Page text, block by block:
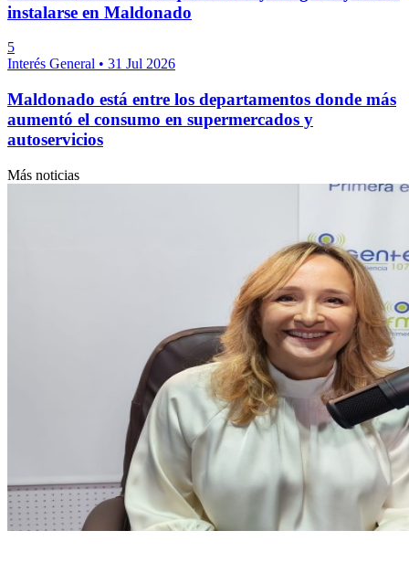
instalarse en Maldonado
5
Interés General • 31 Jul 2026
Maldonado está entre los departamentos donde más
aumentó el consumo en supermercados y
autoservicios
Más noticias